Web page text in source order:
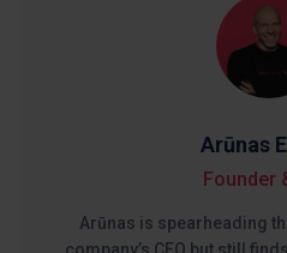
Arūnas
Founder
Arūnas is spearheading
company’s CEO but still